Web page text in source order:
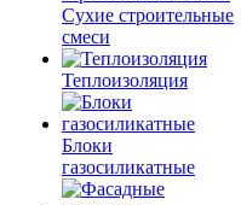
Сухие строительные
смеси
Теплоизоляция
Блоки
газосиликатные